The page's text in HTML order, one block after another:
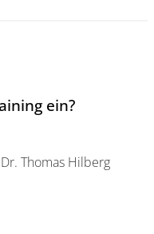
ein?
Thomas Hilberg